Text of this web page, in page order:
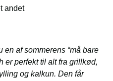
andet
af sommerens “må bare
er perfekt til alt fra grillkød,
og kalkun. Den får